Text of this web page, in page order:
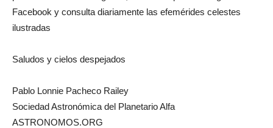
Facebook y consulta diariamente las efemérides celestes
ilustradas
Saludos y cielos despejados
Pablo Lonnie Pacheco Railey
Sociedad Astronómica del Planetario Alfa
ASTRONOMOS.ORG